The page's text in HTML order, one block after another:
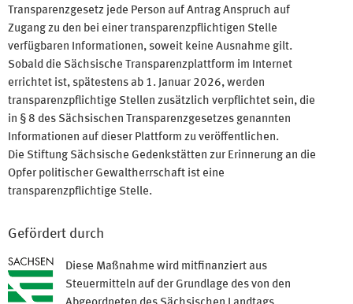
Transparenzgesetz jede Person auf Antrag Anspruch auf
Zugang zu den bei einer transparenzpflichtigen Stelle
verfügbaren Informationen, soweit keine Ausnahme gilt.
Sobald die Sächsische Transparenzplattform im Internet
errichtet ist, spätestens ab 1. Januar 2026, werden
transparenzpflichtige Stellen zusätzlich verpflichtet sein, die
in § 8 des Sächsischen Transparenzgesetzes genannten
Informationen auf dieser Plattform zu veröffentlichen.
Die Stiftung Sächsische Gedenkstätten zur Erinnerung an die
Opfer politischer Gewaltherrschaft ist eine
transparenzpflichtige Stelle.
Gefördert durch
Diese Maßnahme wird mitfinanziert aus
Steuermitteln auf der Grundlage des von den